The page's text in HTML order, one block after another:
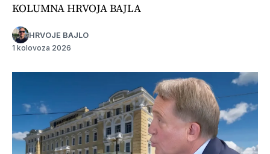
KOLUMNA HRVOJA BAJLA
HRVOJE BAJLO
1 kolovoza 2026